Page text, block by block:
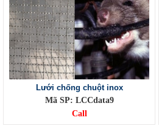
Lưới chống chuột inox
Mã SP: LCCdata9
Call